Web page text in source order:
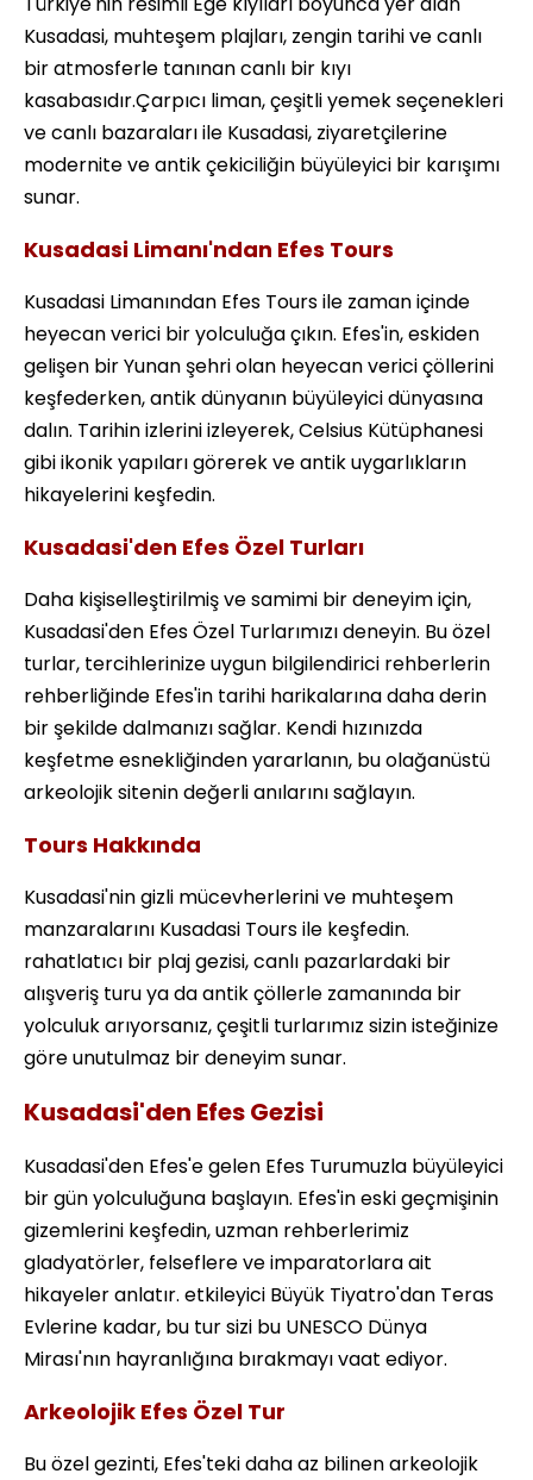
Kusadasi, muhteşem plajları, zengin tarihi ve canlı
bir atmosferle tanınan canlı bir kıyı
kasabasıdır.Çarpıcı liman, çeşitli yemek seçenekleri
ve canlı bazaraları ile Kusadasi, ziyaretçilerine
modernite ve antik çekiciliğin büyüleyici bir karışımı
sunar.
Kusadasi Limanı'ndan Efes Tours
Kusadasi Limanından Efes Tours ile zaman içinde
heyecan verici bir yolculuğa çıkın. Efes'in, eskiden
gelişen bir Yunan şehri olan heyecan verici çöllerini
keşfederken, antik dünyanın büyüleyici dünyasına
dalın. Tarihin izlerini izleyerek, Celsius Kütüphanesi
gibi ikonik yapıları görerek ve antik uygarlıkların
hikayelerini keşfedin.
Kusadasi'den Efes Özel Turları
Daha kişiselleştirilmiş ve samimi bir deneyim için,
Kusadasi'den Efes Özel Turlarımızı deneyin. Bu özel
turlar, tercihlerinize uygun bilgilendirici rehberlerin
rehberliğinde Efes'in tarihi harikalarına daha derin
bir şekilde dalmanızı sağlar. Kendi hızınızda
keşfetme esnekliğinden yararlanın, bu olağanüstü
arkeolojik sitenin değerli anılarını sağlayın.
Tours Hakkında
Kusadasi'nin gizli mücevherlerini ve muhteşem
manzaralarını Kusadasi Tours ile keşfedin.
rahatlatıcı bir plaj gezisi, canlı pazarlardaki bir
alışveriş turu ya da antik çöllerle zamanında bir
yolculuk arıyorsanız, çeşitli turlarımız sizin isteğinize
göre unutulmaz bir deneyim sunar.
Kusadasi'den Efes Gezisi
Kusadasi'den Efes'e gelen Efes Turumuzla büyüleyici
bir gün yolculuğuna başlayın. Efes'in eski geçmişinin
gizemlerini keşfedin, uzman rehberlerimiz
gladyatörler, felseflere ve imparatorlara ait
hikayeler anlatır. etkileyici Büyük Tiyatro'dan Teras
Evlerine kadar, bu tur sizi bu UNESCO Dünya
Mirası'nın hayranlığına bırakmayı vaat ediyor.
Arkeolojik Efes Özel Tur
Bu özel gezinti, Efes'teki daha az bilinen arkeolojik